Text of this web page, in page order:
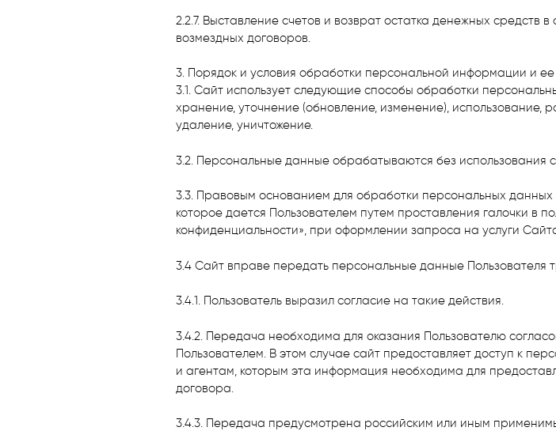
2.2.7. Выставление счетов и возврат остатка денежных средств
возмездных договоров.
3. Порядок и условия обработки персональной информации и
3.1. Сайт использует следующие способы обработки
хранение, уточнение (обновление, изменение), использование,
удаление, уничтожение.
3.2. Персональные данные обрабатываются без использования
3.3. Правовым основанием для обработки персональных данных
которое дается Пользователем путем проставления галочки в
конфиденциальности», при оформлении запроса на услуги
3.4 Сайт вправе передать персональные данные Пользователя
3.4.1. Пользователь выразил согласие на такие действия.
3.4.2. Передача необходима для оказания Пользователю
Пользователем. В этом случае сайт предоставляет доступ к
и агентам, которым эта информация необходима для
договора.
3.4.3. Передача предусмотрена российским или иным